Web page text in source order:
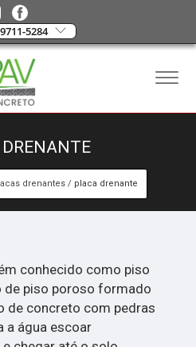
5284
drenantes placa drenante
conhecido como piso
de piso poroso formado
de concreto com pedras
a água escoar